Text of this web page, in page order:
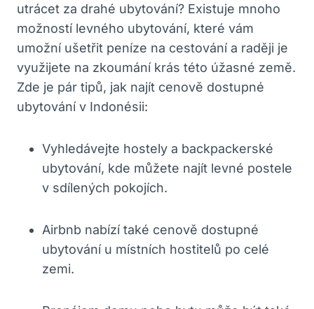
utrácet za drahé ubytování? Existuje mnoho
možností levného ubytování, které vám
umožní ušetřit peníze na cestování a raději je
využijete na zkoumání krás této úžasné země.
Zde je pár tipů, jak najít cenově dostupné
ubytování v Indonésii:
Vyhledávejte hostely a backpackerské
ubytování, kde můžete najít levné postele
v sdílených pokojích.
Airbnb nabízí také cenově dostupné
ubytování u místních hostitelů po celé
zemi.